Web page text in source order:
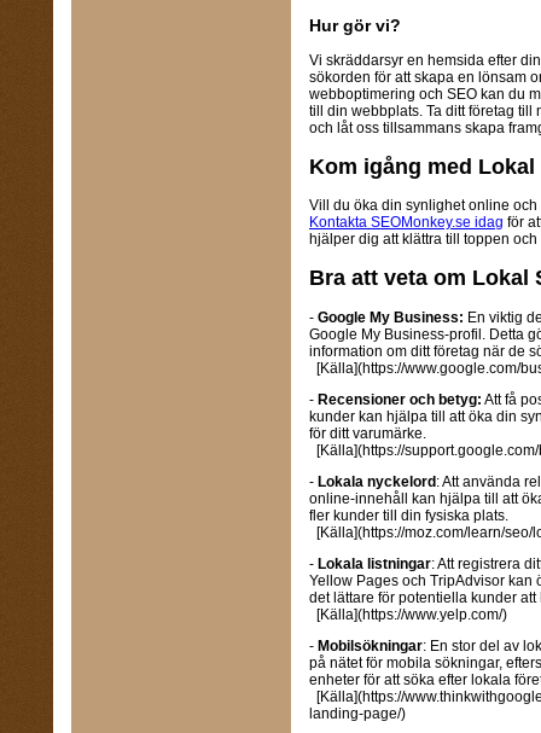
Hur gör vi?
Vi skräddarsyr en hemsida efter
sökorden för att skapa en lönsam
webboptimering och SEO kan du
till din webbplats. Ta ditt företag
och låt oss tillsammans skapa
Kom igång med Lokal
Vill du öka din synlighet online
Kontakta SEOMonkey.se idag för
hjälper dig att klättra till toppen
Bra att veta om Lokal
- Google My Business: En viktig
Google My Business-profil. Detta
information om ditt företag när de
[Källa](https://www.google.com/
- Recensioner och betyg: Att få
kunder kan hjälpa till att öka din
för ditt varumärke.
[Källa](https://
- Lokala nyckelord : Att använda
online-innehåll kan hjälpa till att
fler kunder till din fysiska plats.
[Källa](https://moz.com/learn/
- Lokala listningar: Att registrera
Yellow Pages och TripAdvisor kan
det lättare för potentiella kunder
[Källa](https://www.yelp.com/)
- Mobilsökningar: En stor del av
på nätet för mobila sökningar,
enheter för att söka efter lokala
[Källa](https://
landing-page/)